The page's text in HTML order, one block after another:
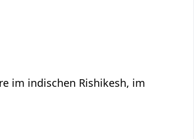
im indischen Rishikesh, im